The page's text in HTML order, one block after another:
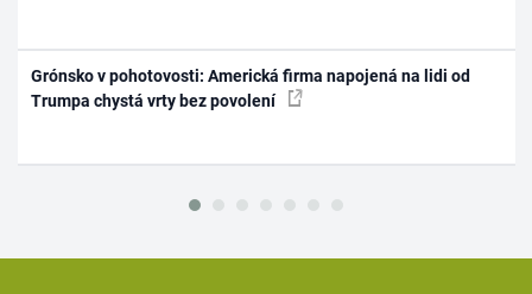
Grónsko v pohotovosti: Americká firma napojená na lidi od
Trumpa chystá vrty bez povolení